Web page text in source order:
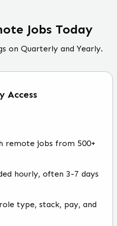
Jobs Today
on Quarterly and Yearly.
Access
remote jobs from 500+
hourly, often 3-7 days
type, stack, pay, and